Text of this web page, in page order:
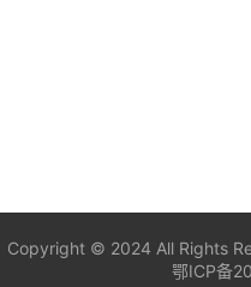
Copyright © 2024 All Rights
鄂ICP备